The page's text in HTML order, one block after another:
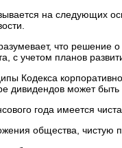
на следующих
что
с учетом планов
Кодекса
может быть
года имеется
общества,